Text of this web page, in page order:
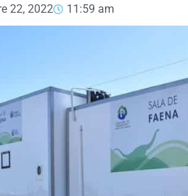
22, 2022 11:59 am